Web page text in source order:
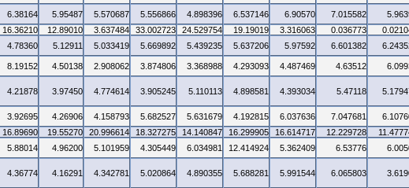
6.38164 5.95487 5.570687 5.556866 4.898396 6.537146 6.90570 7.015582
16.36210 12.89010 3.637484 33.002723 24.529754 19.19019 3.316063 0.036773
4.78360 5.12911 5.033419 5.669892 5.439235 5.637206 5.97592 6.601382
8.19152 4.50138 2.908062 3.874806 3.368988 4.293093 4.487469 4.63512
4.21878 3.97450 4.774614 3.905245 5.110113 4.898581 4.393034 5.47118
3.92695 4.26906 4.158793 5.682527 5.631679 4.192815 6.037636 7.047681
16.89690 19.55270 20.996614 18.327275 14.140847 16.299905 16.614717 12.229728
5.88014 4.96200 5.101959 4.305449 6.034981 12.414924 5.362409 6.53776
4.36774 4.16291 4.342781 5.020864 4.890355 5.688281 5.991544 6.065803